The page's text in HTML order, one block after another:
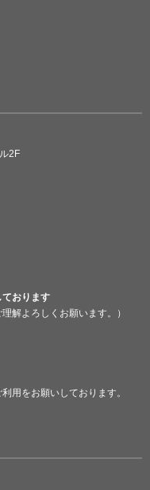
2F
おります
解よろしくお願います。）
用をお願いしております。